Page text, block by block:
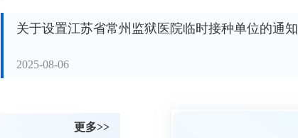
关于设置江苏省常州监狱医院临时接种单位的通知
2025-08-06
更多>>